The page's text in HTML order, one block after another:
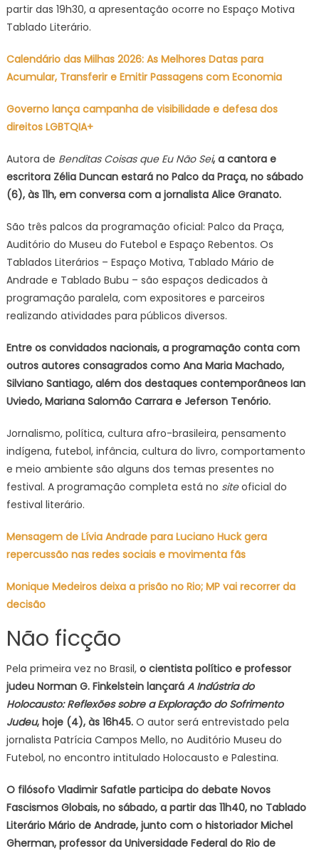
partir das 19h30, a apresentação ocorre no Espaço Motiva
Tablado Literário.
Calendário das Milhas 2026: As Melhores Datas para
Acumular, Transferir e Emitir Passagens com Economia
Governo lança campanha de visibilidade e defesa dos
direitos LGBTQIA+
Autora de Benditas Coisas que Eu Não Sei, a cantora e
escritora Zélia Duncan estará no Palco da Praça, no sábado
(6), às 11h, em conversa com a jornalista Alice Granato.
São três palcos da programação oficial: Palco da Praça,
Auditório do Museu do Futebol e Espaço Rebentos. Os
Tablados Literários – Espaço Motiva, Tablado Mário de
Andrade e Tablado Bubu – são espaços dedicados à
programação paralela, com expositores e parceiros
realizando atividades para públicos diversos.
Entre os convidados nacionais, a programação conta com
outros autores consagrados como Ana Maria Machado,
Silviano Santiago, além dos destaques contemporâneos Ian
Uviedo, Mariana Salomão Carrara e Jeferson Tenório.
Jornalismo, política, cultura afro-brasileira, pensamento
indígena, futebol, infância, cultura do livro, comportamento
e meio ambiente são alguns dos temas presentes no
festival. A programação completa está no siteoficial do
festival literário.
Mensagem de Lívia Andrade para Luciano Huck gera
repercussão nas redes sociais e movimenta fãs
Monique Medeiros deixa a prisão no Rio; MP vai recorrer da
decisão
Não ficção
Pela primeira vez no Brasil,o cientista político e professor
judeu Norman G. Finkelstein lançará A Indústria do
Holocausto: Reflexões sobre a Exploração do Sofrimento
Judeu, hoje (4), às 16h45.O autor será entrevistado pela
jornalista Patrícia Campos Mello, no Auditório Museu do
Futebol, no encontro intitulado Holocausto e Palestina.
O filósofo Vladimir Safatle participa do debate Novos
Fascismos Globais, no sábado, a partir das 11h40, no Tablado
Literário Mário de Andrade, junto com o historiador Michel
Gherman, professor da Universidade Federal do Rio de